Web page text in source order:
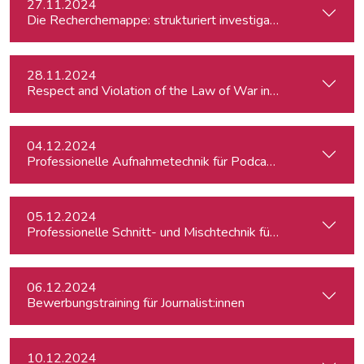
27.11.2024
Die Recherchemappe: strukturiert investigativ arbeiten,
28.11.2024
Respect and Violation of the Law of War in Ukraine and
04.12.2024
Professionelle Aufnahmetechnik für Podcasts
05.12.2024
Professionelle Schnitt- und Mischtechnik für Podcasts
06.12.2024
Bewerbungstraining für Journalist:innen
10.12.2024